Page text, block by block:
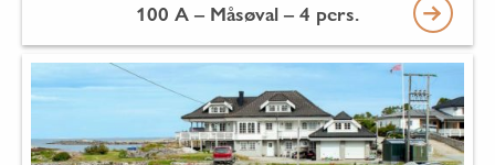
100 A – Måsøval – 4 pers.